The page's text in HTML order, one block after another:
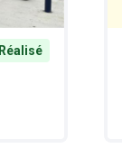
Réalisé